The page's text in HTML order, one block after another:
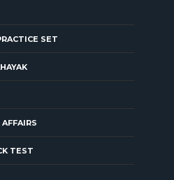
SET
TEST